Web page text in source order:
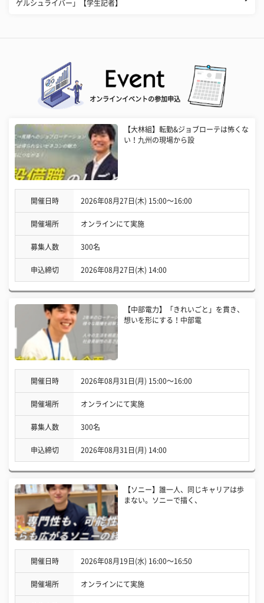
ゲルシュライバー」【学生記者】
オンラインイベントの参加申込
【大林組】転勤&ジョブローテは怖くな
い！九州の現場から設
開催日時 2026年08月27日(木) 15:00〜16:00
開催場所 オンラインにて実施
募集人数 300名
申込締切 2026年08月27日(木) 14:00
【中部電力】「きれいごと」を貫き、
想いを形にする！中部電
開催日時 2026年08月31日(月) 15:00〜16:00
開催場所 オンラインにて実施
募集人数 300名
申込締切 2026年08月31日(月) 14:00
【ソニー】誰一人、同じキャリアは歩
まない。ソニーで描く、
開催日時 2026年08月19日(水) 16:00〜16:50
開催場所 オンラインにて実施